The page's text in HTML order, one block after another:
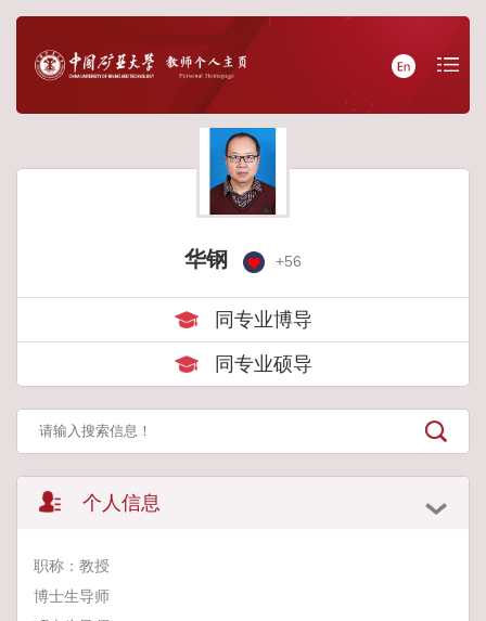
华钢 +56
同专业博导
同专业硕导
个人信息
职称：教授
博士生导师